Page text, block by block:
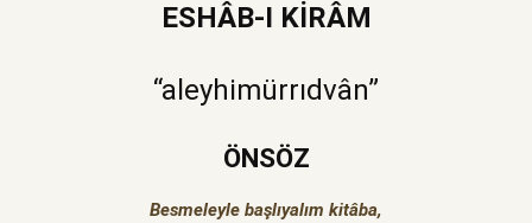
ESHÂB-I KİRÂM
“aleyhimürrıdvân”
ÖNSÖZ
Besmeleyle başlıyalım kitâba,